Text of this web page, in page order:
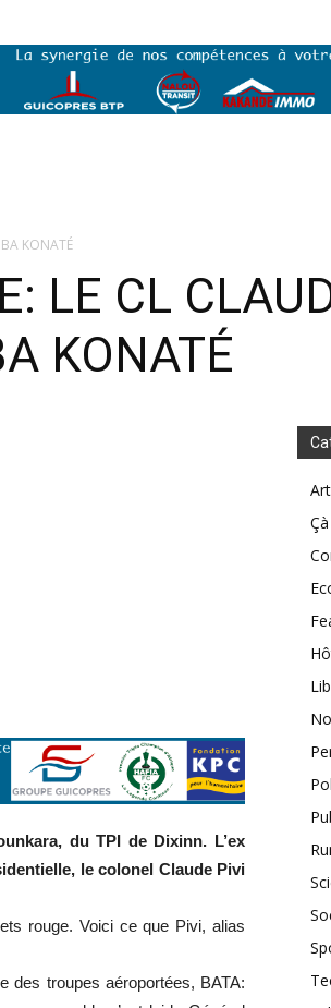
KONATÉ
LE CL
KONATÉ
du TPI de Dixinn. L’ex
le colonel Claude Pivi
rouge. Voici ce que Pivi, alias
des troupes aéroportées, BATA: